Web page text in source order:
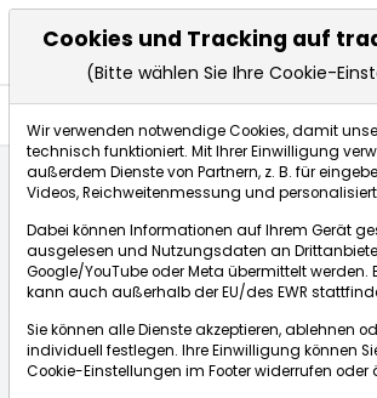
Börse:
Cookies und Tracking auf
(Bitte wählen Sie Ihre Cookie-
Wir verwenden notwendige Cookies, damit
technisch funktioniert. Mit Ihrer Einwilligung
außerdem Dienste von Partnern, z. B. für
Videos, Reichweitenmessung und
Dabei können Informationen auf Ihrem Gerät
ausgelesen und Nutzungsdaten an
Google/YouTube oder Meta übermittelt werden.
kann auch außerhalb der EU/des EWR
Sie können alle Dienste akzeptieren, ablehnen
individuell festlegen. Ihre Einwilligung können
Cookie-Einstellungen im Footer widerrufen oder